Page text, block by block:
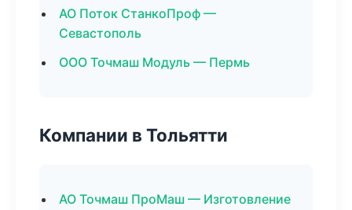
АО Поток СтанкоПроф —
Севастополь
ООО Точмаш Модуль — Пермь
Компании в Тольятти
АО Точмаш ПроМаш — Изготовление